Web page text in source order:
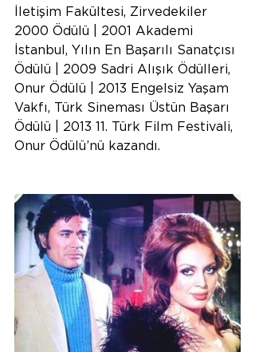
İletişim Fakültesi, Zirvedekiler
2000 Ödülü | 2001 Akademi
İstanbul, Yılın En Başarılı Sanatçısı
Ödülü | 2009 Sadri Alışık Ödülleri,
Onur Ödülü | 2013 Engelsiz Yaşam
Vakfı, Türk Sineması Üstün Başarı
Ödülü | 2013 11. Türk Film Festivali,
Onur Ödülü’nü kazandı.